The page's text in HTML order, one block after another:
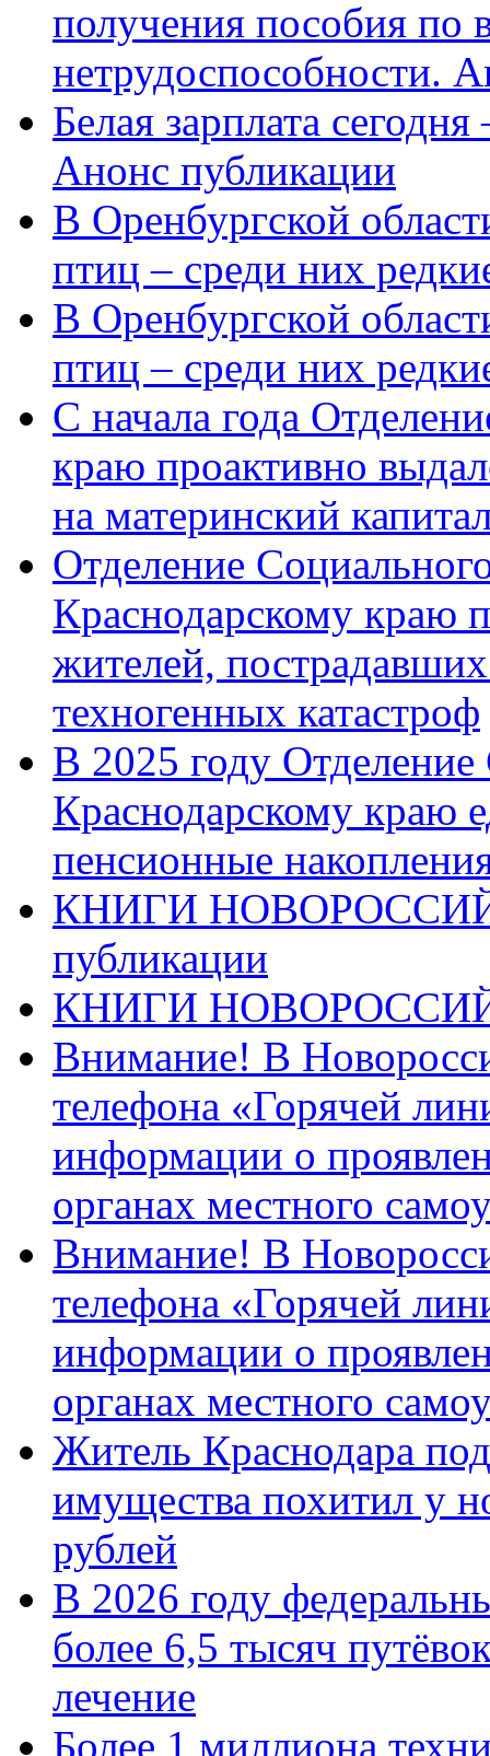
получения пособия по
нетрудоспособности.
Белая зарплата
Анонс публикации
В Оренбургской
птиц – среди них
В Оренбургской
птиц – среди них
С начала года
краю проактивно
на материнский
Отделение
Краснодарскому краю
жителей,
техногенных катастроф
В 2025 году
Краснодарскому краю
пенсионные
КНИГИ
публикации
КНИГИ
Внимание! В
телефона «Горячей
информации о
органах местного
Внимание! В
телефона «Горячей
информации о
органах местного
Житель Краснодара
имущества похитил у
рублей
В 2026 году
более 6,5 тысяч
лечение
Более 1 миллиона